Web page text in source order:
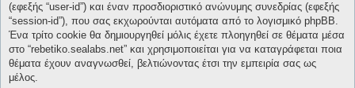
(εφεξής “user-id”) και έναν προσδιοριστικό ανώνυμης συνεδρίας (εφεξής
“session-id”), που σας εκχωρούνται αυτόματα από το λογισμικό phpBB.
Ένα τρίτο cookie θα δημιουργηθεί μόλις έχετε πλοηγηθεί σε θέματα μέσα
στο “rebetiko.sealabs.net” και χρησιμοποιείται για να καταγράφεται ποια
θέματα έχουν αναγνωσθεί, βελτιώνοντας έτσι την εμπειρία σας ως
μέλος.